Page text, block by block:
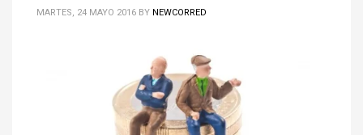
MARTES, 24 MAYO 2016 BY NEWCORRED